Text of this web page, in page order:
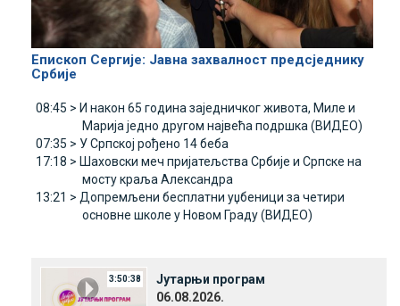
Епископ Сергије: Јавна захвалност предсједнику
Србије
08:45 > И након 65 година заједничког живота, Миле и
Марија једно другом највећа подршка (ВИДЕО)
07:35 > У Српској рођено 14 беба
17:18 > Шаховски меч пријатељства Србије и Српске на
мосту краља Александра
13:21 > Допремљени бесплатни уџбеници за четири
основне школе у Новом Граду (ВИДЕО)
3:50:38
Јутарњи програм
06.08.2026.